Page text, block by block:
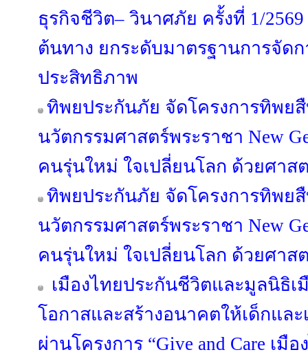
ธุรกิจชีวิต– วินาศภัย ครั้งที่ 1/
ต้นทาง ยกระดับมาตรฐานการจัดก
ประสิทธิภาพ
ทิพยประกันภัย จัดโครงการทิพย
นวัตกรรมศาสตร์พระราชา New
คนรุ่นใหม่ ใจเปลี่ยนโลก ด้วยศาส
ทิพยประกันภัย จัดโครงการทิพย
นวัตกรรมศาสตร์พระราชา New
คนรุ่นใหม่ ใจเปลี่ยนโลก ด้วยศาส
เมืองไทยประกันชีวิตและมูลนิธิเ
โอกาสและสร้างอนาคตให้เด็กแล
ผ่านโครงการ “Give and Care เมื